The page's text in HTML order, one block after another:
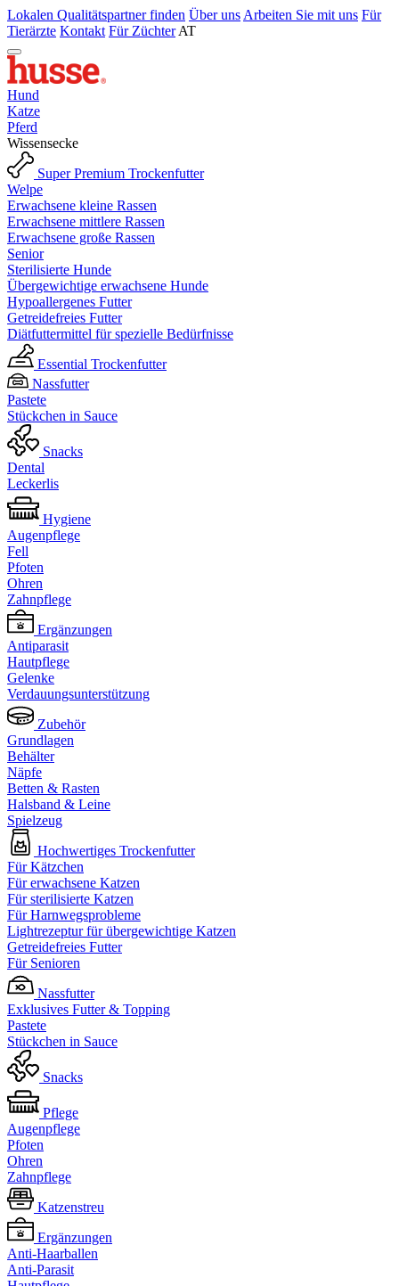
Lokalen Qualitätspartner finden Über uns Arbeiten Sie mit uns Für
Tierärzte Kontakt Für Züchter AT
Hund
Katze
Pferd
Wissensecke
Super Premium Trockenfutter
Welpe
Erwachsene kleine Rassen
Erwachsene mittlere Rassen
Erwachsene große Rassen
Senior
Sterilisierte Hunde
Übergewichtige erwachsene Hunde
Hypoallergenes Futter
Getreidefreies Futter
Diätfuttermittel für spezielle Bedürfnisse
Essential Trockenfutter
Nassfutter
Pastete
Stückchen in Sauce
Snacks
Dental
Leckerlis
Hygiene
Augenpflege
Fell
Pfoten
Ohren
Zahnpflege
Ergänzungen
Antiparasit
Hautpflege
Gelenke
Verdauungsunterstützung
Zubehör
Grundlagen
Behälter
Näpfe
Betten & Rasten
Halsband & Leine
Spielzeug
Hochwertiges Trockenfutter
Für Kätzchen
Für erwachsene Katzen
Für sterilisierte Katzen
Für Harnwegsprobleme
Lightrezeptur für übergewichtige Katzen
Getreidefreies Futter
Für Senioren
Nassfutter
Exklusives Futter & Topping
Pastete
Stückchen in Sauce
Snacks
Pflege
Augenpflege
Pfoten
Ohren
Zahnpflege
Katzenstreu
Ergänzungen
Anti-Haarballen
Anti-Parasit